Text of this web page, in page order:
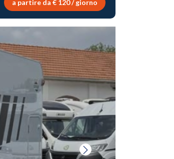
a partire da € 120 / giorno